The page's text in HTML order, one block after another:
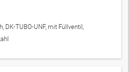
DK-TUBO-UNF, mit Füllventil,